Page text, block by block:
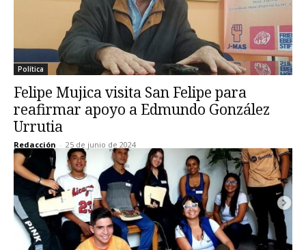
Política
Felipe Mujica visita San Felipe para
reafirmar apoyo a Edmundo González
Urrutia
Redacción - 25 de junio de 2024